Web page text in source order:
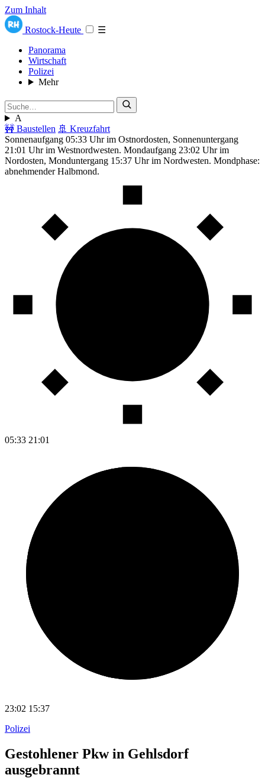
Zum Inhalt
Rostock-Heute
☰
Panorama
Wirtschaft
Polizei
Mehr
A
🚧 Baustellen 🚢 Kreuzfahrt
Sonnenaufgang 05:33 Uhr im Ostnordosten, Sonnenuntergang
21:01 Uhr im Westnordwesten. Mondaufgang 23:02 Uhr im
Nordosten, Monduntergang 15:37 Uhr im Nordwesten. Mondphase:
abnehmender Halbmond.
05:33 21:01
23:02 15:37
Polizei
Gestohlener Pkw in Gehlsdorf
ausgebrannt